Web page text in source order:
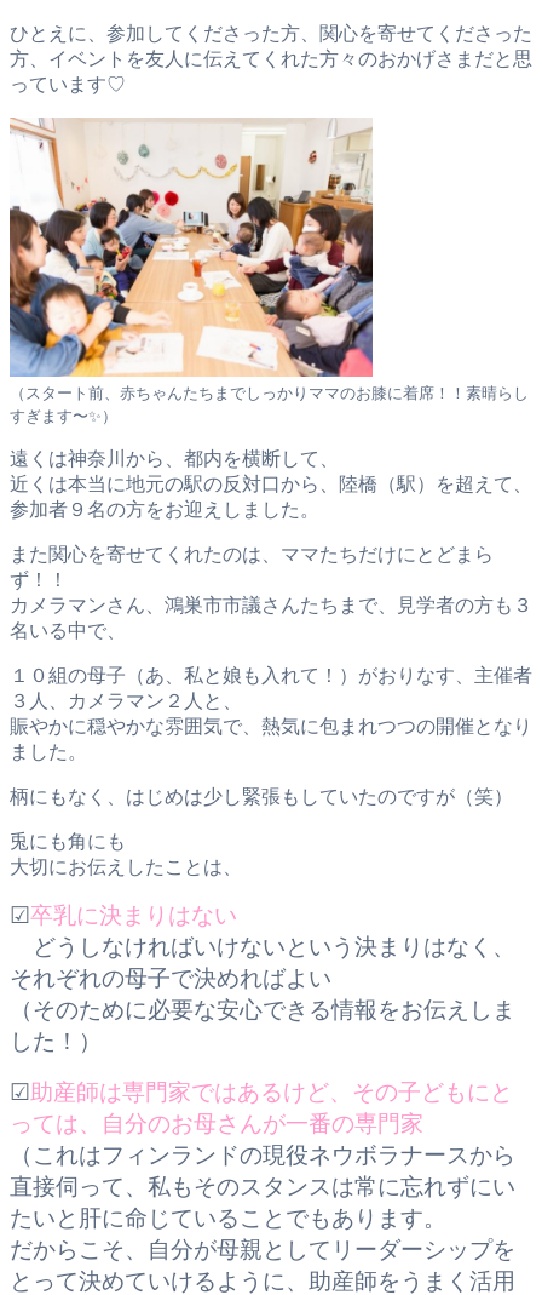
ひとえに、参加してくださった方、関心を寄せてくださった
方、イベントを友人に伝えてくれた方々のおかげさまだと思
っています♡
（スタート前、赤ちゃんたちまでしっかりママのお膝に着席！！素晴らし
すぎます〜✨）
遠くは神奈川から、都内を横断して、
近くは本当に地元の駅の反対口から、陸橋（駅）を超えて、
参加者９名の方をお迎えしました。
また関心を寄せてくれたのは、ママたちだけにとどまら
ず！！
カメラマンさん、鴻巣市市議さんたちまで、見学者の方も３
名いる中で、
１０組の母子（あ、私と娘も入れて！）がおりなす、主催者
３人、カメラマン２人と、
賑やかに穏やかな雰囲気で、熱気に包まれつつの開催となり
ました。
柄にもなく、はじめは少し緊張もしていたのですが（笑）
兎にも角にも
大切にお伝えしたことは、
☑卒乳に決まりはない
どうしなければいけないという決まりはなく、
それぞれの母子で決めればよい
（そのために必要な安心できる情報をお伝えしま
した！）
☑助産師は専門家ではあるけど、その子どもにと
っては、自分のお母さんが一番の専門家
（これはフィンランドの現役ネウボラナースから
直接伺って、私もそのスタンスは常に忘れずにい
たいと肝に命じていることでもあります。
だからこそ、自分が母親としてリーダーシップを
とって決めていけるように、助産師をうまく活用